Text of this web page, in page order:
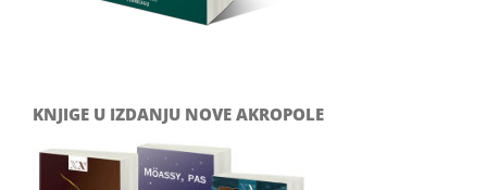
KNJIGE U IZDANJU NOVE AKROPOLE